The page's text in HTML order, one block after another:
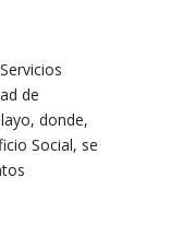
de
donde,
Social, se